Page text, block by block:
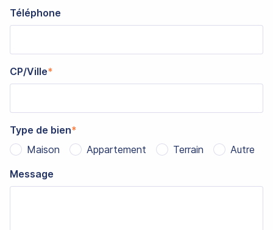
Téléphone
CP/Ville
Type de bien
Maison
Appartement Terrain
Autre
Message